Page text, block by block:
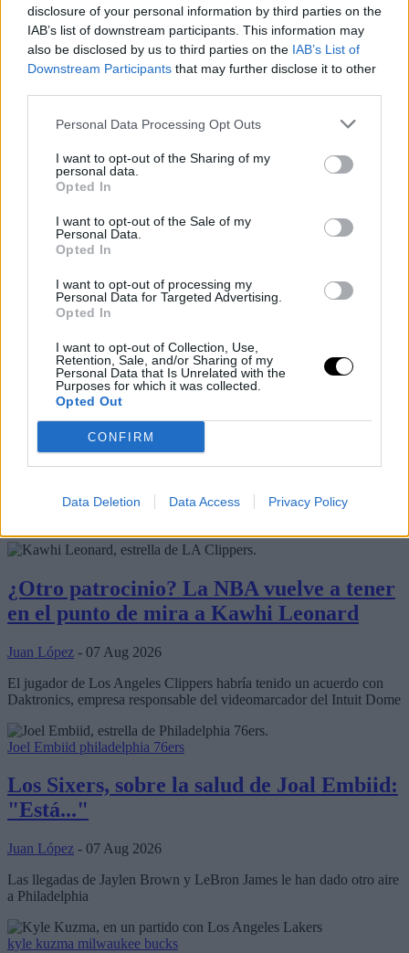
disclosure of your personal information by third parties on the
IAB’s list of downstream participants. This information may
also be disclosed by us to third parties on the IAB’s List of
Downstream Participants that may further disclose it to other
Personal Data Processing Opt Outs
I want to opt-out of the Sharing of my
personal data.
Opted In
I want to opt-out of the Sale of my
Personal Data.
Opted In
I want to opt-out of processing my
Personal Data for Targeted Advertising.
Opted In
I want to opt-out of Collection, Use,
Retention, Sale, and/or Sharing of my
Personal Data that Is Unrelated with the
Purposes for which it was collected.
Opted Out
CONFIRM
Data Deletion Data Access Privacy Policy
Últimos artículos
Jaylen Brownphiladelphia 76ers
Jaylen Brown explota tras su salida de
Boston: "¡Lancé el teléfono contra la
pared!"
- 07 Aug 2026
El nuevo jugador de los Sixers reconoce que no le sorprendió ser
su decepción por la manera en la que los Celtics gestionaron la
¿Otro patrocinio? La NBA vuelve a tener
en el punto de mira a Kawhi Leonard
Juan López - 07 Aug 2026
El jugador de Los Angeles Clippers habría tenido un acuerdo con
Daktronics, empresa responsable del videomarcador del Intuit Dome
Joel Embiid philadelphia 76ers
Los Sixers, sobre la salud de Joal Embiid:
"Está..."
Juan López - 07 Aug 2026
Las llegadas de Jaylen Brown y LeBron James le han dado otro aire
a Philadelphia
kyle kuzma milwaukee bucks